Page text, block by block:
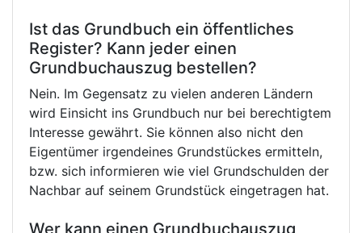
Ist das Grundbuch ein öffentliches
Register? Kann jeder einen
Grundbuchauszug bestellen?
Nein. Im Gegensatz zu vielen anderen Ländern
wird Einsicht ins Grundbuch nur bei berechtigtem
Interesse gewährt. Sie können also nicht den
Eigentümer irgendeines Grundstückes ermitteln,
bzw. sich informieren wie viel Grundschulden der
Nachbar auf seinem Grundstück eingetragen hat.
Wer kann einen Grundbuchauszug